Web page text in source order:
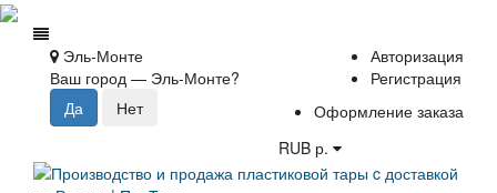
Эль-Монте
Ваш город — Эль-Монте?
Авторизация
Регистрация
Оформление заказа
RUB р.